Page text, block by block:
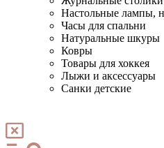
Настольные лампы,
Часы для спальни
Натуральные шкуры
Ковры
Товары для хоккея
Лыжи и аксессуары
Санки детские